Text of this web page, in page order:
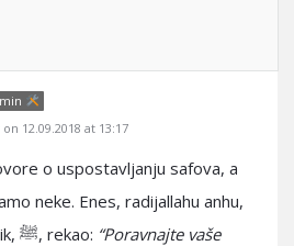
12.09.2018 at 13:17
o uspostavljanju safova, a
neke. Enes, radijallahu anhu,
prenio je da je Poslanik, ﷺ, rekao: “Poravnajte vaše